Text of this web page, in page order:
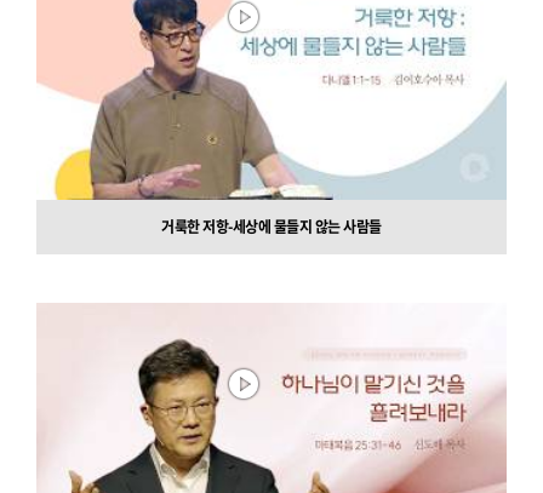
거룩한 저항-세상에 물들지 않는 사람들